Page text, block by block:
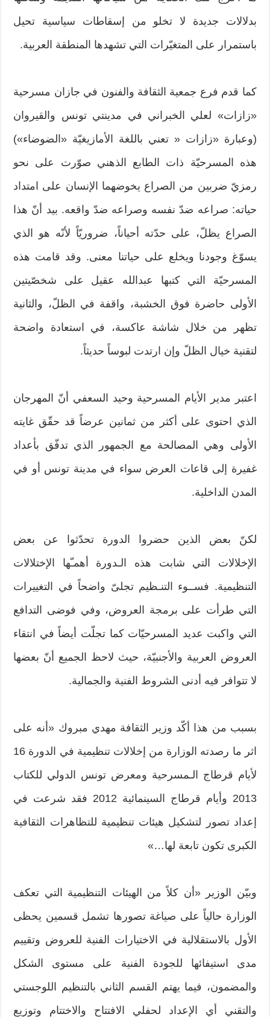
بدلالات جديدة لا تخلو من إسقاطات سياسية تحيل
باستمرار على المتغيّرات التي تشهدها المنطقة العربية.
كما قدم فرع جمعية الثقافة والفنون في جازان مسرحية
«زازات» لعلي الخبراني في مدينتي تونس والقيروان
(وعبارة «زازات « تعني باللغة الأمازيغيّة «الضوضاء»)
هذه المسرحيّة ذات الطابع الذهني صوّرت على نحو
رمزيّ ضربين من الصراع يخوضهما الإنسان على امتداد
حياته: صراعه ضدّ نفسه وصراعه ضدّ واقعه. بيد أنّ هذا
الصراع يظلّ، على حدّته أحياناً، ضروريّاً لأنّه هو الذي
يسوّغ وجودنا ويخلع على حياتنا معنى. وقد قامت هذه
المسرحيّة التي كتبها عبدالله عقيل على شخصّيتين
الأولى حاضرة فوق الخشبة، واقفة في الظلّ، والثانية
تظهر من خلال شاشة عاكسة، في استعادة واضحة
لتقنية خيال الظلّ وإن ارتدت لبوساً حديثاً.
اعتبر مدير الأيام المسرحية وحيد السعفي أنّ المهرجان
الذي احتوى على أكثر من ثمانين عرضاً قد حقّق غايته
الأولى وهي المصالحة مع الجمهور الذي تدفّق بأعداد
غفيرة إلى قاعات العرض سواء في مدينة تونس أو في
المدن الداخلية.
لكنّ بعض الذين حضروا الدورة تحدّثوا عن بعض
الإخلالات التي شابت هذه الـدورة أهمـّها الإختلالات
التنظيمية. فســوء التنـظيم تجلىّ واضحاً في التغييرات
التي طرأت على برمجة العروض، وفي فوضى التدافع
التي واكبت عديد المسرحيّات كما تجلّت أيضاً في انتقاء
العروض العربية والأجنبيّة، حيث لاحظ الجميع أنّ بعضها
لا تتوافر فيه أدنى الشروط الفنية والجمالية.
بسبب من هذا أكّد وزير الثقافة مهدي مبروك «أنه على
اثر ما رصدته الوزارة من إخلالات تنظيمية في الدورة 16
لأيام قرطاج الـمسرحية ومعرض تونس الدولي للكتاب
2013 وأيام قرطاج السينمائية 2012 فقد شرعت في
إعداد تصور لتشكيل هيئات تنظيمية للتظاهرات الثقافية
الكبرى تكون تابعة لها…»
وبيّن الوزير «أن كلاً من الهيئات التنظيمية التي تعكف
الوزارة حالياً على صياغة تصورها تشمل قسمين يحظى
الأول بالاستقلالية في الاختيارات الفنية للعروض وتقييم
مدى استيفائها للجودة الفنية على مستوى الشكل
والمضمون، فيما يهتم القسم الثاني بالتنظيم اللوجستي
والتقني أي الإعداد لحفلي الافتتاح والاختتام وتوزيع